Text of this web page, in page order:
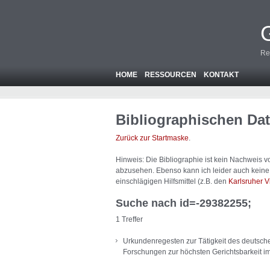
HOME RESSOURCEN KONTAKT
Bibliographischen
Zurück zur Startmaske.
Hinweis: Die Bibliographie ist kein Nachweis
abzusehen. Ebenso kann ich leider auch
einschlägigen Hilfsmittel (z.B. den Karlsruher
Suche nach id=-29382255;
1 Treffer
Urkundenregesten zur Tätigkeit des
Forschungen zur höchsten Gerichtsbarkeit